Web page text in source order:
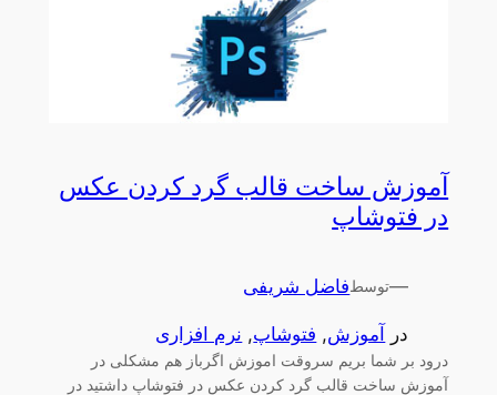
آموزش ساخت قالب گرد کردن عکس
در فتوشاپ
—توسطفاضل شریفی
در آموزش, فتوشاپ, نرم افزاری
درود بر شما بریم سروقت اموزش اگرباز هم مشکلی در
آموزش ساخت قالب گرد کردن عکس در فتوشاپ داشتید در